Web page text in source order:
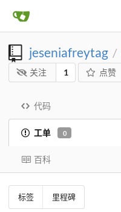
jeseniafreytag /
关注 1 点赞
代码
工单 0
百科
标签 里程碑